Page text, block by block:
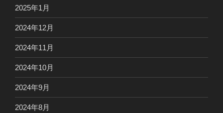
2025年1月
2024年12月
2024年11月
2024年10月
2024年9月
2024年8月